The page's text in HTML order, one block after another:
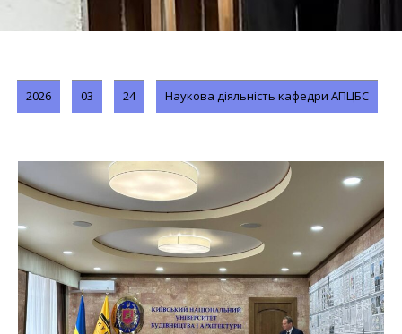
2026 03 24 Наукова діяльність кафедри АПЦБС